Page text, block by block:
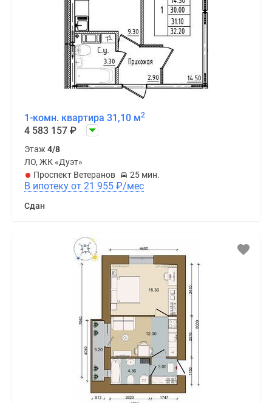
1-комн. квартира 31,10 м2
4 583 157 ₽
Этаж 4/8
ЛО, ЖК «Дуэт»
Проспект Ветеранов
25 мин.
В ипотеку от 21 955 ₽/мес
Сдан